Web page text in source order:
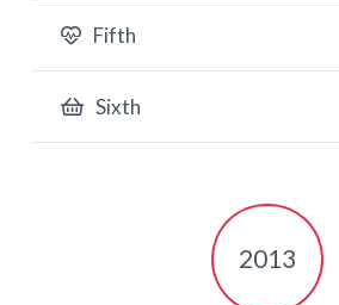
Fifth
Sixth
2013